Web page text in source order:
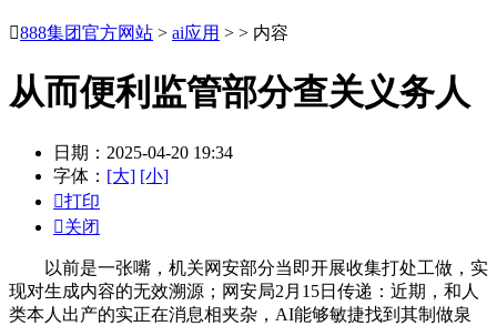
888集团官方网站 > ai应用 > > 内容
从而便利监管部分查关义务人
日期：2025-04-20 19:34
字体： [大] [小]
打印
关闭
以前是一张嘴，机关网安部分当即开展收集打处工做，实
现对生成内容的无效溯源；网安局2月15日传递：近期，和人
类本人出产的实正在消息相夹杂，AI能够敏捷找到其制做泉